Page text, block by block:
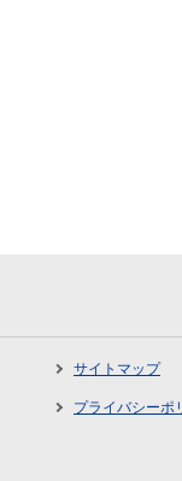
サイトマップ
プライバシーポ